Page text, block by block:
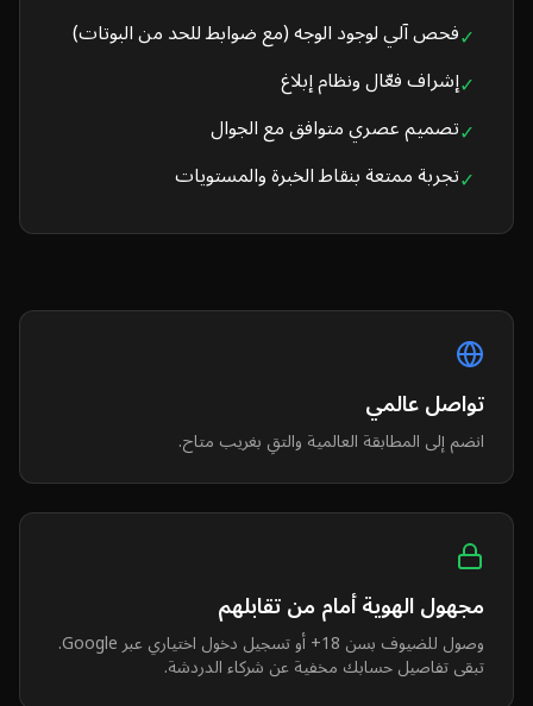
✓فحص آلي لوجود الوجه (مع ضوابط للحد من البوتات)
✓إشراف فعّال ونظام إبلاغ
✓تصميم عصري متوافق مع الجوال
✓تجربة ممتعة بنقاط الخبرة والمستويات
تواصل عالمي
انضم إلى المطابقة العالمية والتقِ بغريب متاح.
مجهول الهوية أمام من تقابلهم
وصول للضيوف بسن 18+ أو تسجيل دخول اختياري عبر Google.
تبقى تفاصيل حسابك مخفية عن شركاء الدردشة.